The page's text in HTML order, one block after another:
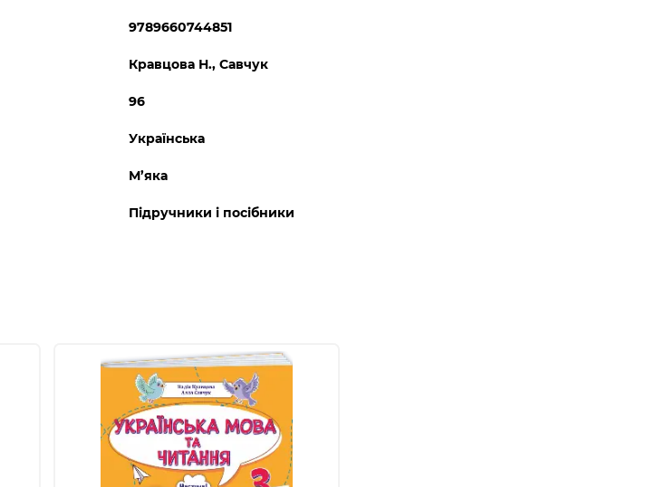
9789660744851
Кравцова Н., Савчук
96
Українська
М’яка
Підручники і посібники